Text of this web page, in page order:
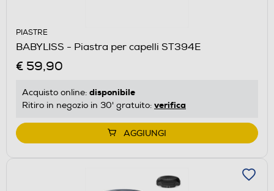
PIASTRE
BABYLISS - Piastra per capelli ST394E
€ 59,90
Acquisto online: disponibile
Ritiro in negozio in 30' gratuito: verifica
AGGIUNGI